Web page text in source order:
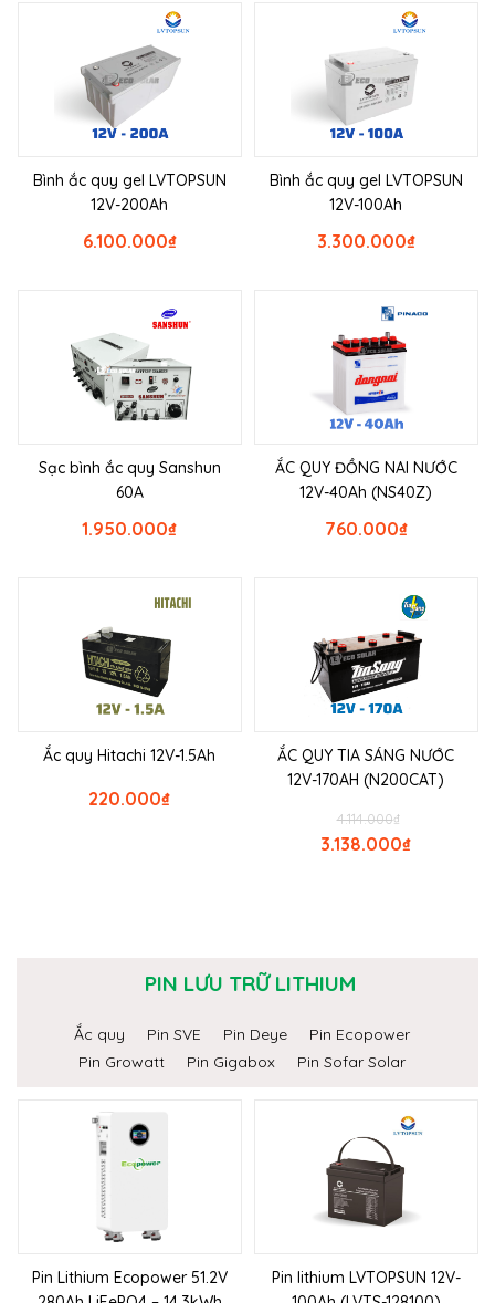
Bình ắc quy gel LVTOPSUN
12V-200Ah
₫
6.100.000
Bình ắc quy gel LVTOPSUN
12V-100Ah
₫
3.300.000
Sạc bình ắc quy Sanshun
60A
₫
1.950.000
ẮC QUY ĐỒNG NAI NƯỚC
12V-40Ah (NS40Z)
₫
760.000
Ắc quy Hitachi 12V-1.5Ah
₫
220.000
ẮC QUY TIA SÁNG NƯỚC
12V-170AH (N200CAT)
₫
4.114.000
₫
3.138.000
PIN LƯU TRỮ LITHIUM
Ắc quy Pin SVE Pin Deye
Pin Ecopower
Pin Growatt
Pin Gigabox Pin Sofar Solar
Pin Lithium Ecopower 51.2V
Pin lithium LVTOPSUN 12V-